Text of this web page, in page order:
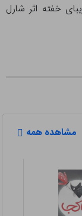
خفته اثر شارل
مشاهده همه